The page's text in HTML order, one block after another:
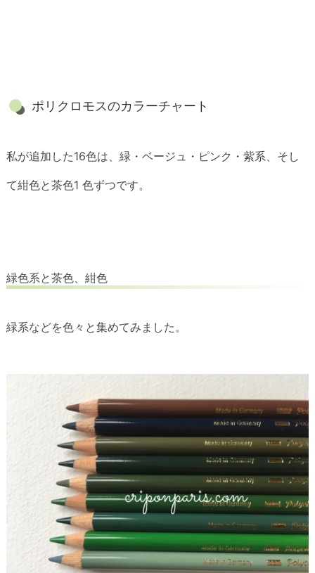
ポリクロモスのカラーチャート
私が追加した16色は、緑・ベージュ・ピンク・紫系、そし
て紺色と茶色1 色ずつです。
緑色系と茶色、紺色
緑系などを色々と集めてみました。